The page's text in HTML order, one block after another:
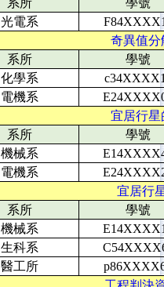
系所
學號
光電系
奇異值分
系所
學號
化學系
電機系
宜居行星
系所
學號
機械系
電機系
宜居行
系所
學號
機械系
生科系
醫工所